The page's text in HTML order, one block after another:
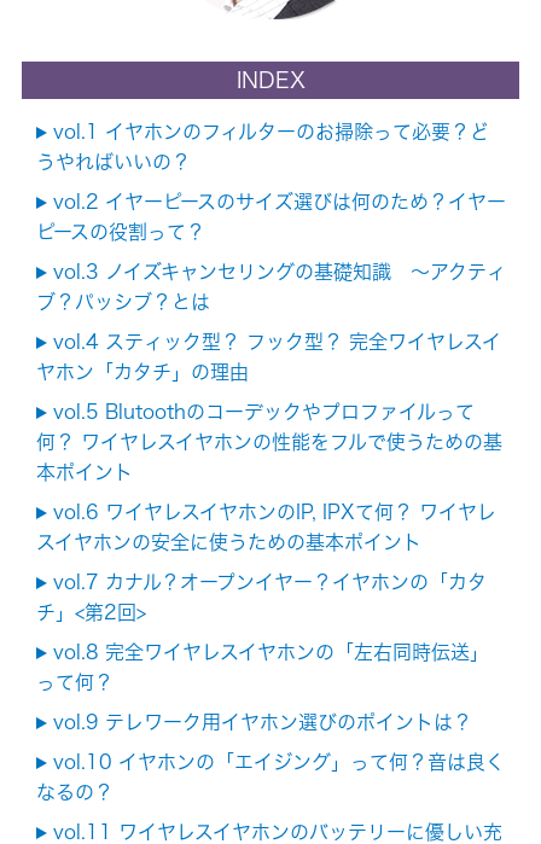
INDEX
vol.1 イヤホンのフィルターのお掃除って必要？ど
うやればいいの？
vol.2 イヤーピースのサイズ選びは何のため？イヤー
ピースの役割って？
vol.3 ノイズキャンセリングの基礎知識 ～アクティ
ブ？パッシブ？とは
vol.4 スティック型？ フック型？ 完全ワイヤレスイ
ヤホン「カタチ」の理由
vol.5 Blutoothのコーデックやプロファイルって
何？ ワイヤレスイヤホンの性能をフルで使うための基
本ポイント
vol.6 ワイヤレスイヤホンのIP, IPXて何？ ワイヤレ
スイヤホンの安全に使うための基本ポイント
vol.7 カナル？オープンイヤー？イヤホンの「カタ
チ」<第2回>
vol.8 完全ワイヤレスイヤホンの「左右同時伝送」
って何？
vol.9 テレワーク用イヤホン選びのポイントは？
vol.10 イヤホンの「エイジング」って何？音は良く
なるの？
vol.11 ワイヤレスイヤホンのバッテリーに優しい充